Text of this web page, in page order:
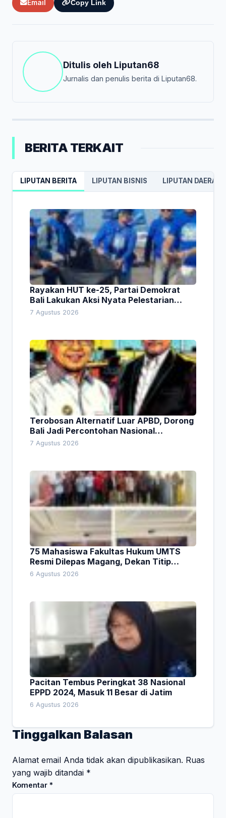
Email Copy Link
Ditulis oleh Liputan68
Jurnalis dan penulis berita di Liputan68.
BERITA TERKAIT
LIPUTAN BERITA LIPUTAN BISNIS LIPUTAN DAERAH
Rayakan HUT ke-25, Partai Demokrat
Bali Lakukan Aksi Nyata Pelestarian
Lingkungan
7 Agustus 2026
Terobosan Alternatif Luar APBD, Dorong
Bali Jadi Percontohan Nasional
Pembiayaan Daerah
7 Agustus 2026
75 Mahasiswa Fakultas Hukum UMTS
Resmi Dilepas Magang, Dekan Titip
Empat Pesan Penting
6 Agustus 2026
Pacitan Tembus Peringkat 38 Nasional
EPPD 2024, Masuk 11 Besar di Jatim
6 Agustus 2026
Tinggalkan Balasan
Alamat email Anda tidak akan dipublikasikan. Ruas
yang wajib ditandai *
Komentar *